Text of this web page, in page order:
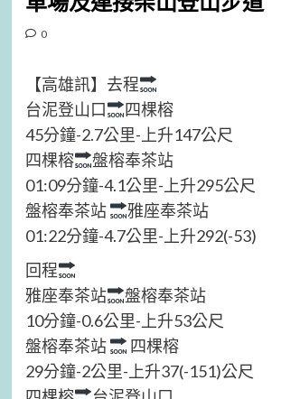
0
【高雄訊】去程
台泥登山口
四棵榕
45分鐘-2.7公里-上升147公尺
四棵榕
盤榕奉茶站
01:09分鐘-4.1公里-上升295公尺
盤榕奉茶站
雅座奉茶站
01:22分鐘-4.7公里-上升292(-53)
回程
雅座奉茶站
盤榕奉茶站
10分鐘-0.6公里-上升53公尺
盤榕奉茶站
四棵榕
29分鐘-2公里-上升37(-151)公尺